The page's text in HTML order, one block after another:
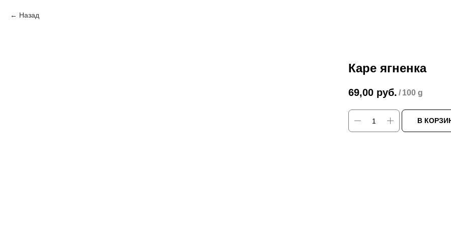
Назад
Каре ягненка
69,00 руб. / 100 g
В